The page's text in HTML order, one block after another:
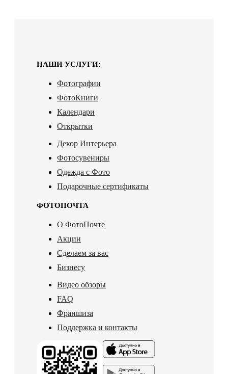
НАШИ УСЛУГИ:
Фотографии
ФотоКниги
Календари
Открытки
Декор Интерьера
Фотосувениры
Одежда с Фото
Подарочные сертификаты
ФОТОПОЧТА
О ФотоПочте
Акции
Сделаем за вас
Бизнесу
Видео обзоры
FAQ
Франшиза
Поддержка и контакты